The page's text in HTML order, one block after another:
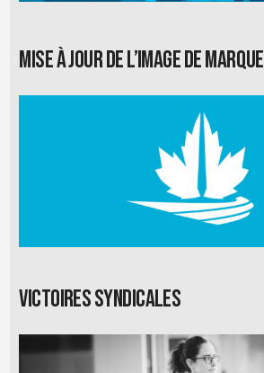
Mise à jour de l’image de marque
Victoires syndicales